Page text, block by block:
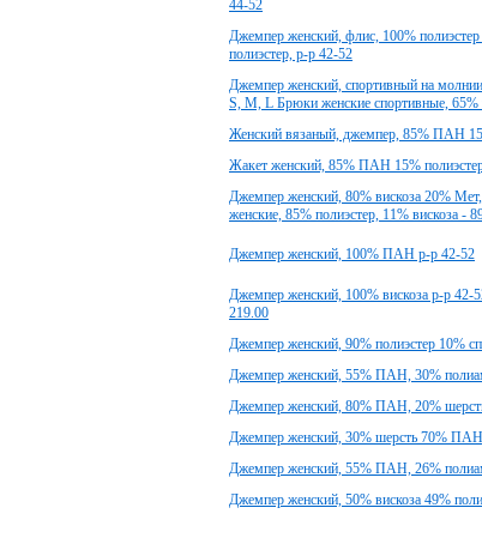
44-52
Джемпер женский, флис, 100%
полиэстер, р-р 42-52
Джемпер женский, спортивный на
S, M, L Брюки женские спортивные,
Женский вязаный, джемпер, 85% ПАН
Жакет женский, 85% ПАН 15%
Джемпер женский, 80% вискоза 20%
женские, 85% полиэстер, 11% вискоза -
Джемпер женский, 100% ПАН р-р 42-52
Джемпер женский, 100% вискоза р-р 42-
219.00
Джемпер женский, 90% полиэстер 10%
Джемпер женский, 55% ПАН, 30%
Джемпер женский, 80% ПАН, 20%
Джемпер женский, 30% шерсть 70%
Джемпер женский, 55% ПАН, 26%
Джемпер женский, 50% вискоза 49%